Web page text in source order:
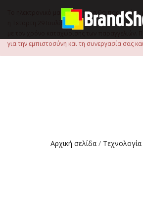
Το ηλεκτρονικό μας κατάστημα θα
η Τετάρτη 29 Ιουλίου, έως τις 15:00 μ.μ.,
με τον χρόνο καταχώρισης των
για την εμπιστοσύνη και τη συνεργασία σας
Αρχική σελίδα / Τεχνολογία